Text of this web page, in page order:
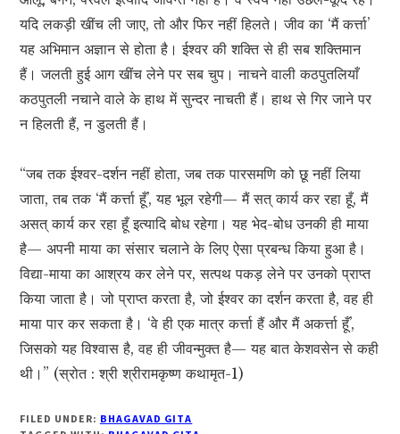
यदि लकड़ी खींच ली जाए, तो और फिर नहीं हिलते। जीव का ‘मैं कर्त्ता’
यह अभिमान अज्ञान से होता है। ईश्वर की शक्ति से ही सब शक्तिमान
हैं। जलती हुई आग खींच लेने पर सब चुप। नाचने वाली कठपुतलियाँ
कठपुतली नचाने वाले के हाथ में सुन्दर नाचती हैं। हाथ से गिर जाने पर
न हिलती हैं, न डुलती हैं।
“जब तक ईश्वर-दर्शन नहीं होता, जब तक पारसमणि को छू नहीं लिया
जाता, तब तक ‘मैं कर्त्ता हूँ’, यह भूल रहेगी— मैं सत् कार्य कर रहा हूँ, मैं
असत् कार्य कर रहा हूँ इत्यादि बोध रहेगा। यह भेद-बोध उनकी ही माया
है— अपनी माया का संसार चलाने के लिए ऐसा प्रबन्ध किया हुआ है।
विद्या-माया का आश्रय कर लेने पर, सत्पथ पकड़ लेने पर उनको प्राप्त
किया जाता है। जो प्राप्त करता है, जो ईश्वर का दर्शन करता है, वह ही
माया पार कर सकता है। ‘वे ही एक मात्र कर्त्ता हैं और मैं अकर्त्ता हूँ’,
जिसको यह विश्वास है, वह ही जीवन्मुक्त है— यह बात केशवसेन से कही
थी।” (स्रोत : श्री श्रीरामकृष्ण कथामृत-1)
FILED UNDER: BHAGAVAD GITA